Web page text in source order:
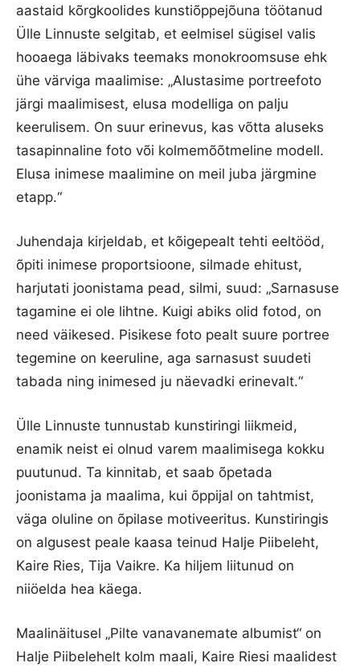
aastaid kõrgkoolides kunstiõppejõuna töötanud
Ülle Linnuste selgitab, et eelmisel sügisel valis
hooaega läbivaks teemaks monokroomsuse ehk
ühe värviga maalimise: „Alustasime portreefoto
järgi maalimisest, elusa modelliga on palju
keerulisem. On suur erinevus, kas võtta aluseks
tasapinnaline foto või kolmemõõtmeline modell.
Elusa inimese maalimine on meil juba järgmine
etapp.“
Juhendaja kirjeldab, et kõigepealt tehti eeltööd,
õpiti inimese proportsioone, silmade ehitust,
harjutati joonistama pead, silmi, suud: „Sarnasuse
tagamine ei ole lihtne. Kuigi abiks olid fotod, on
need väikesed. Pisikese foto pealt suure portree
tegemine on keeruline, aga sarnasust suudeti
tabada ning inimesed ju näevadki erinevalt.“
Ülle Linnuste tunnustab kunstiringi liikmeid,
enamik neist ei olnud varem maalimisega kokku
puutunud. Ta kinnitab, et saab õpetada
joonistama ja maalima, kui õppijal on tahtmist,
väga oluline on õpilase motiveeritus. Kunstiringis
on algusest peale kaasa teinud Halje Piibeleht,
Kaire Ries, Tija Vaikre. Ka hiljem liitunud on
niiöelda hea käega.
Maalinäitusel „Pilte vanavanemate albumist“ on
Halje Piibelehelt kolm maali, Kaire Riesi maalidest